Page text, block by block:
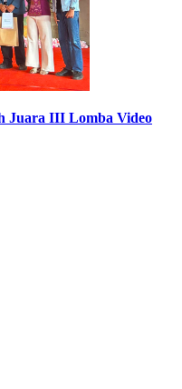
Juara III Lomba Video